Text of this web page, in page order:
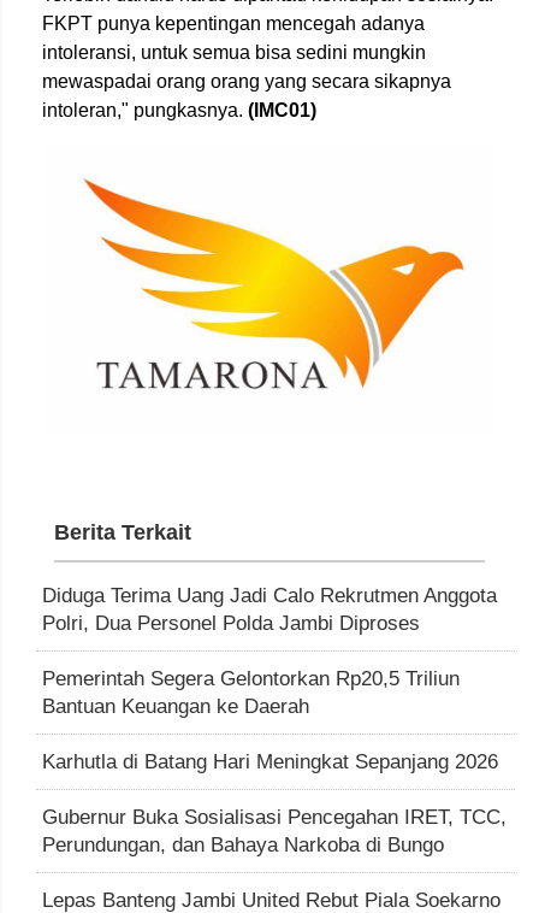
FKPT punya kepentingan mencegah adanya
intoleransi, untuk semua bisa sedini mungkin
mewaspadai orang orang yang secara sikapnya
intoleran," pungkasnya. (IMC01)
Berita Terkait
Diduga Terima Uang Jadi Calo Rekrutmen Anggota
Polri, Dua Personel Polda Jambi Diproses
Pemerintah Segera Gelontorkan Rp20,5 Triliun
Bantuan Keuangan ke Daerah
Karhutla di Batang Hari Meningkat Sepanjang 2026
Gubernur Buka Sosialisasi Pencegahan IRET, TCC,
Perundungan, dan Bahaya Narkoba di Bungo
Lepas Banteng Jambi United Rebut Piala Soekarno